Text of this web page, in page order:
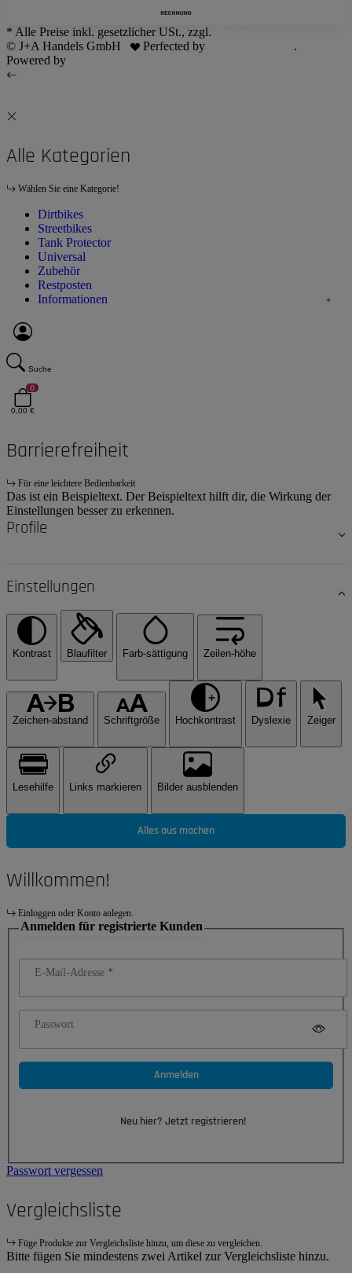
* Alle Preise inkl. gesetzlicher USt., zzgl.
© J+A Handels GmbH
Perfected by
.
Powered by
Alle Kategorien
Wählen Sie eine Kategorie!
Dirtbikes
Streetbikes
Tank Protector
Universal
Zubehör
Restposten
Informationen
Suche
0
0,00 €
Barrierefreiheit
Für eine leichtere Bedienbarkeit
Das ist ein Beispieltext. Der Beispieltext hilft dir, die Wirkung der
Einstellungen besser zu erkennen.
Profile
Einstellungen
Kontrast Blaufilter Farb-sättigung Zeilen-höhe
Zeichen-abstand Schriftgröße Hochkontrast Dyslexie Zeiger
Lesehilfe Links markieren Bilder ausblenden
Alles aus machen
Willkommen!
Einloggen oder Konto anlegen.
Anmelden für registrierte Kunden
E-Mail-Adresse
Passwort
Anmelden
Neu hier? Jetzt registrieren!
Passwort vergessen
Vergleichsliste
Füge Produkte zur Vergleichsliste hinzu, um diese zu vergleichen.
Bitte fügen Sie mindestens zwei Artikel zur Vergleichsliste hinzu.